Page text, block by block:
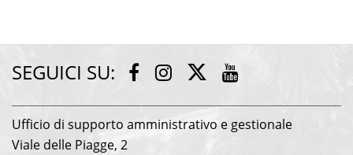
SEGUICI SU:
c
e
I
s
t
i
t
u
t
Ufficio di supporto amministrativo e gestionale
Viale delle Piagge, 2